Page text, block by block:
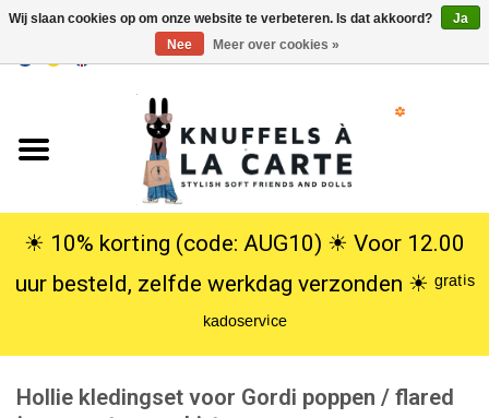
USD
Knuffels
Poppen
SALE
☀︎ 10% korting (code: AUG10) ☀︎ Voor 12.00
uur besteld, zelfde werkdag verzonden ☀︎ ᵍʳᵃᵗⁱˢ
ᵏᵃᵈᵒˢᵉʳᵛⁱᶜᵉ
Hollie kledingset voor Gordi poppen / flared
Wij slaan cookies op om onze website te verbeteren. Is dat akkoord?
Ja
Nee
Meer over cookies »